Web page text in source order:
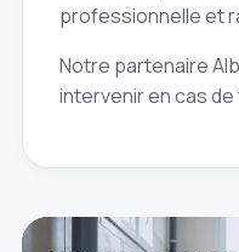
professionnelle et
Notre partenaire
intervenir en cas